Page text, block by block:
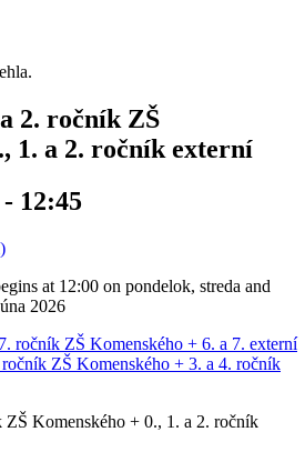
2. ročník ZŠ
1. a 2. ročník externí
- 12:45
at 12:00 on pondelok, streda and
2026
ročník ZŠ Komenského + 6. a 7. externí
ZŠ Komenského + 3. a 4. ročník
ZŠ Komenského + 0., 1. a 2. ročník